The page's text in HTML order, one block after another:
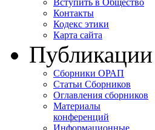
Вступить в Общество
Контакты
Кодекс этики
Карта сайта
Публикации
Сборники ОРАП
Статьи Сборников
Оглавления сборников
Материалы
конференций
Информационные